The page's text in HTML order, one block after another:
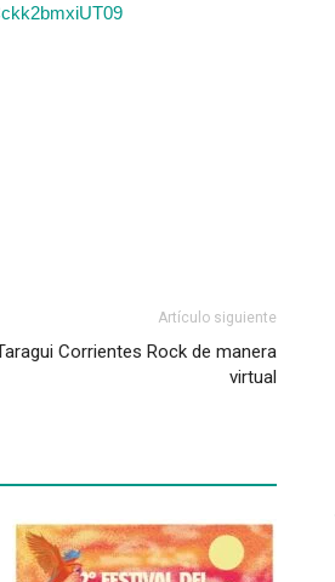
Artículo siguiente
Corrientes Rock de manera
virtual